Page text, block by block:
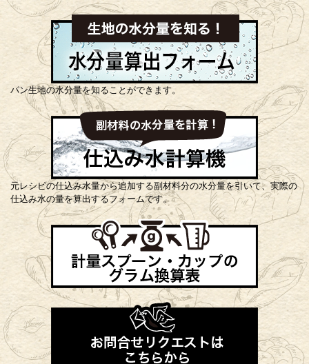
パン生地の水分量を知ることができます。
元レシピの仕込み水量から追加する副材料分の水分量を引いて、実際の
仕込み水の量を算出するフォームです。